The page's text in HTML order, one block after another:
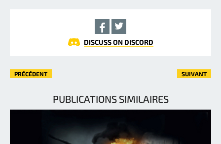
DISCUSS ON DISCORD
PRÉCÉDENT SUIVANT
PUBLICATIONS SIMILAIRES